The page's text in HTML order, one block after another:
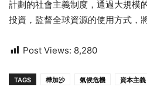
計劃的社會主義制度，通過大規模
投資，監督全球資源的使用方式，
Post Views: 8,280
TAGS 樺加沙 氣候危機 資本主義